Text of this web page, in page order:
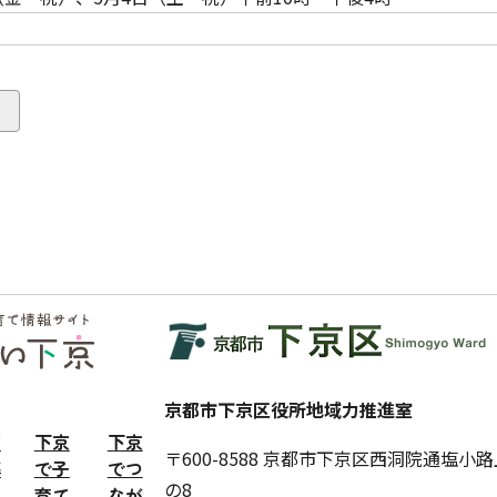
下京
で子
下京
でつ
京都市下京区役所地域力推進室
〒600-8588 京都市下京区西洞院通塩小
の8